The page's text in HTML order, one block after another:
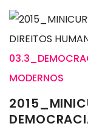
MODERNOS